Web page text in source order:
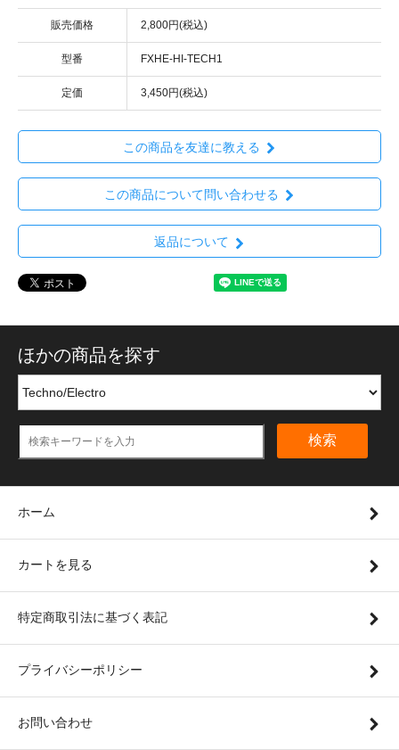
販売価格 2,800円(税込)
型番 FXHE-HI-TECH1
定価 3,450円(税込)
この商品を友達に教える
この商品について問い合わせる
返品について
ほかの商品を探す
検索
ホーム
カートを見る
特定商取引法に基づく表記
プライバシーポリシー
お問い合わせ